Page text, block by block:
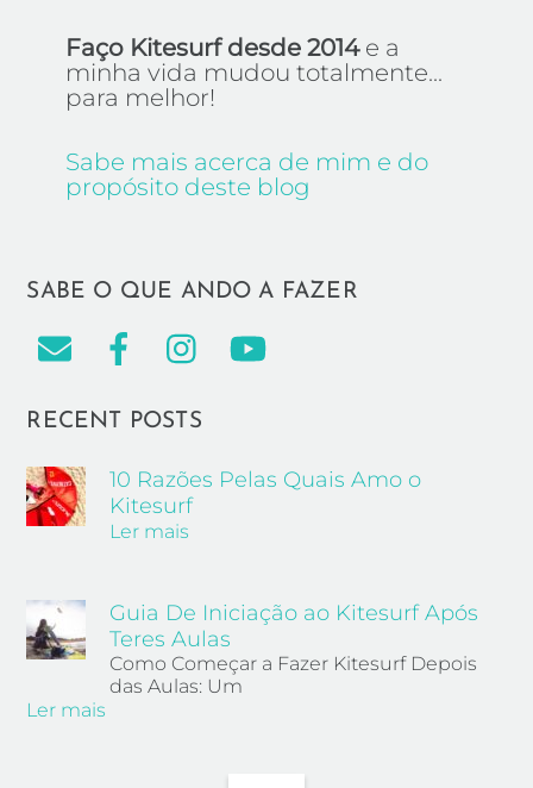
Faço Kitesurf desde 2014e a
minha vida mudou totalmente...
para melhor!
Sabe mais acerca de mim e do
propósito deste blog
SABE O QUE ANDO A FAZER
RECENT POSTS
10 Razões Pelas Quais Amo o
Kitesurf
Ler mais
Guia De Iniciação ao Kitesurf Após
Teres Aulas
Como Começar a Fazer Kitesurf Depois
das Aulas: Um
Ler mais